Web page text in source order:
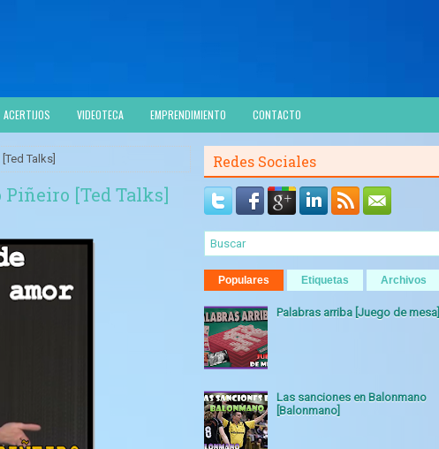
ACERTIJOS VIDEOTECA EMPRENDIMIENTO CONTACTO
Talks]
Piñeiro [Ted Talks]
Redes Sociales
Populares Etiquetas Archivos
Palabras arriba [Juego de mesa]
Las sanciones en Balonmano
[Balonmano]